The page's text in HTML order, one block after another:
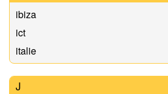
ibiza
ict
italie
J